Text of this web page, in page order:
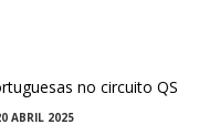
ABRIL 2025